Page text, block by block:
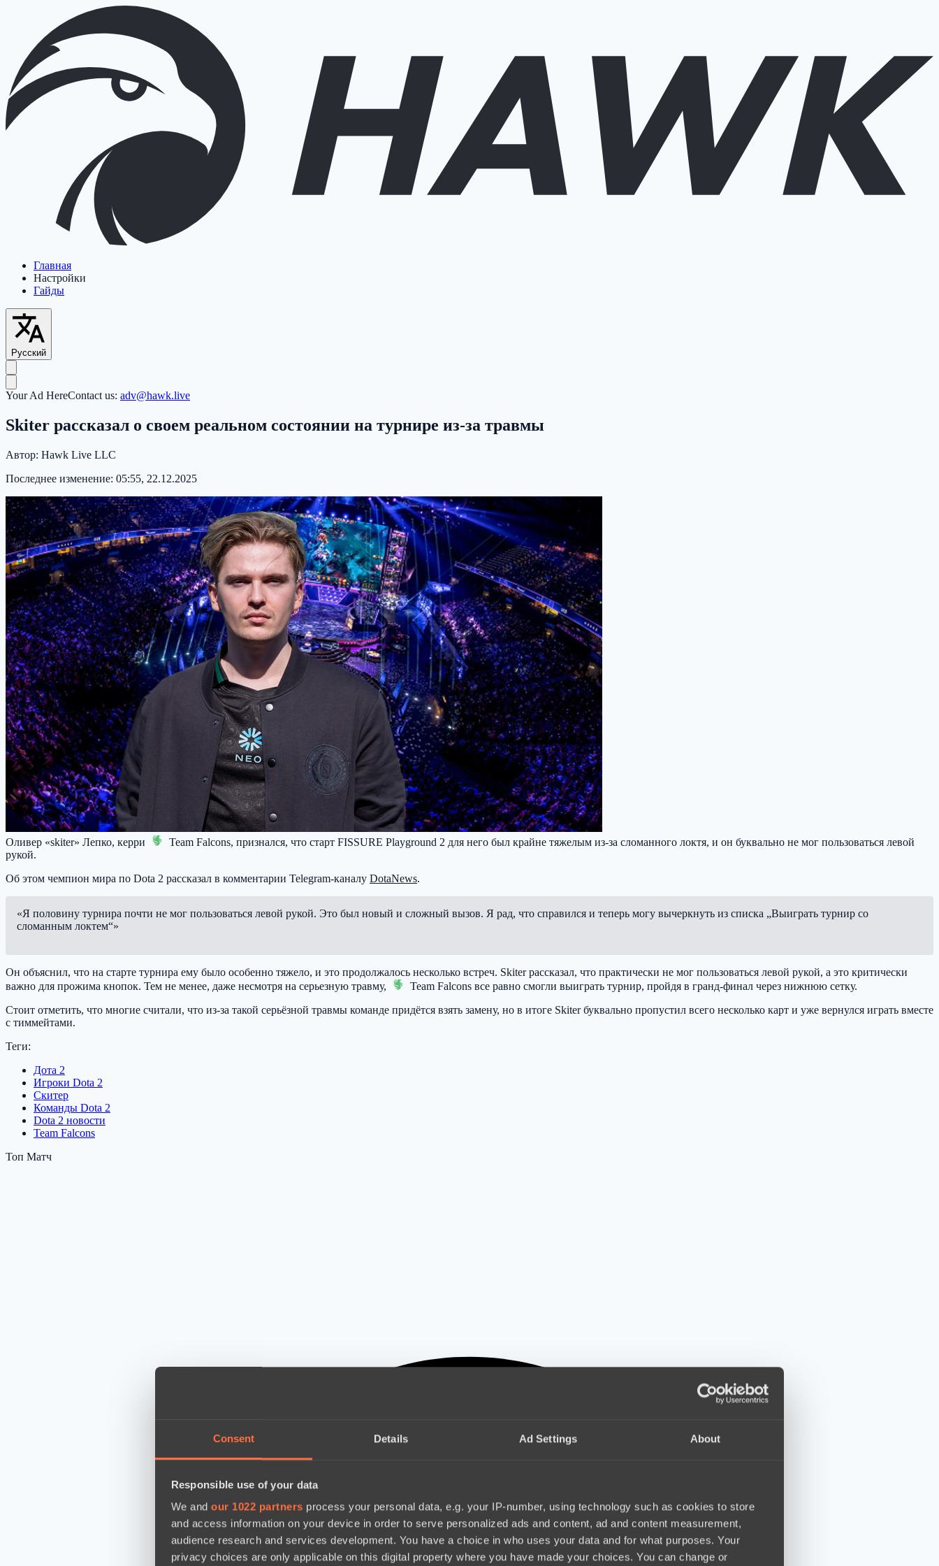
Consent Details Ad Settings About
Responsible use of your data
We and our 1022 partners process your personal data, e.g. your IP-number, using technology such as cookies to store
and access information on your device in order to serve personalized ads and content, ad and content measurement,
audience research and services development. You have a choice in who uses your data and for what purposes. Your
privacy choices are only applicable on this digital property where you have made your choices. You can change or
Главная
Настройки
Гайды
Русский
Your Ad HereContact us: adv@hawk.live
Skiter рассказал о своем реальном состоянии на турнире из-за травмы
Автор: Hawk Live LLC
Последнее изменение: 05:55, 22.12.2025
Оливер «skiter» Лепко, керри Team Falcons, признался, что старт FISSURE Playground 2 для него был крайне тяжелым из-за сломанного локтя, и он буквально не мог пользоваться левой
рукой.
Об этом чемпион мира по Dota 2 рассказал в комментарии Telegram-каналу DotaNews.
«Я половину турнира почти не мог пользоваться левой рукой. Это был новый и сложный вызов. Я рад, что справился и теперь могу вычеркнуть из списка „Выиграть турнир со
сломанным локтем“»
Он объяснил, что на старте турнира ему было особенно тяжело, и это продолжалось несколько встреч. Skiter рассказал, что практически не мог пользоваться левой рукой, а это критически
важно для прожима кнопок. Тем не менее, даже несмотря на серьезную травму,
Team Falcons все равно смогли выиграть турнир, пройдя в гранд-финал через нижнюю сетку.
Стоит отметить, что многие считали, что из-за такой серьёзной травмы команде придётся взять замену, но в итоге Skiter буквально пропустил всего несколько карт и уже вернулся играть вместе
с тиммейтами.
Теги:
Дота 2
Игроки Dota 2
Cкитер
Команды Dota 2
Dota 2 новости
Team Falcons
Топ Матч